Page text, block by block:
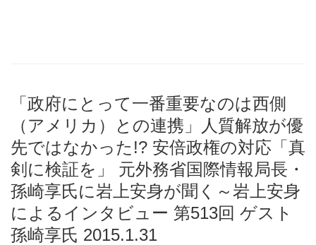
「政府にとって一番重要なのは西側
（アメリカ）との連携」人質解放が優
先ではなかった!? 安倍政権の対応「真
剣に検証を」 元外務省国際情報局長・
孫崎享氏に岩上安身が聞く～岩上安身
によるインタビュー 第513回 ゲスト
孫崎享氏 2015.1.31